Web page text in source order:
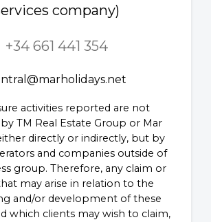
company)
+34 661 441 354
activities reported are not
TM Real Estate Group or Mar
directly or indirectly, but by
and companies outside of
group. Therefore, any claim or
may arise in relation to the
and/or development of these
which clients may wish to claim,